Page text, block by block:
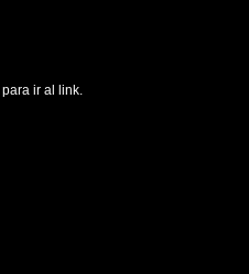
para ir al link.